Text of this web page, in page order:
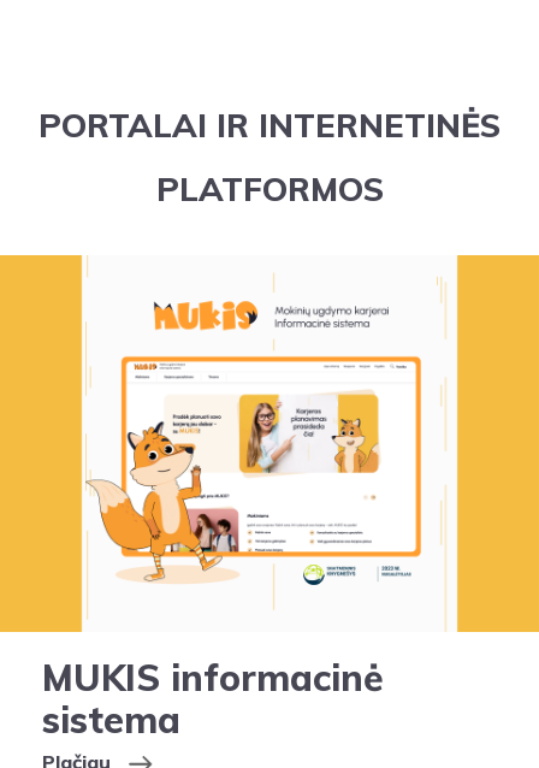
PORTALAI IR INTERNETINĖS
PLATFORMOS
MUKIS informacinė
sistema
Plačiau